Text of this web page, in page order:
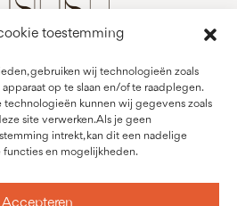
toestemming
gebruiken wij technologieën zoals
op te slaan en/of te raadplegen.
technologieën kunnen wij gegevens zoals
site verwerken. Als je geen
intrekt, kan dit een nadelige
en mogelijkheden.
Accepteren